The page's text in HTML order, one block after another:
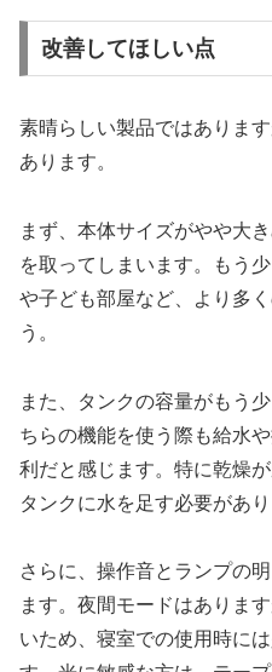
改善してほしい点
素晴らしい製品ではありま
あります。
まず、本体サイズがやや大
を取ってしまいます。もう
や子ども部屋など、より多
う。
また、タンクの容量がもう
ちらの機能を使う際も給水
利だと感じます。特に乾燥
タンクに水を足す必要があり
さらに、操作音とランプの
ます。夜間モードはありま
いため、寝室での使用時に